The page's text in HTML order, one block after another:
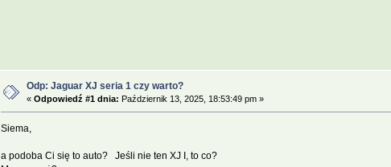
Odp: Jaguar XJ seria 1 czy warto?
«Odpowiedź #1 dnia: Październik 13, 2025, 18:53:49 pm »
Siema,
a podoba Ci się to auto? Jeśli nie ten XJ I, to co?